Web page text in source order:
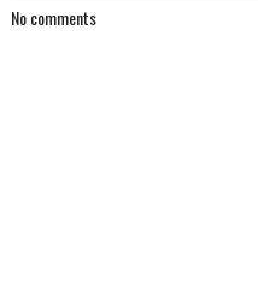
No comments